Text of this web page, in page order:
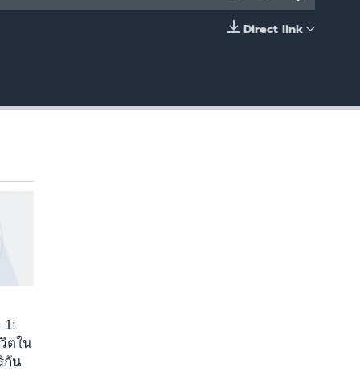
EMBED
Direct link
1:
ตใน
กัน